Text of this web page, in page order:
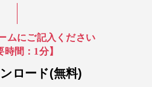
ムにご記入ください
時間：1分】
ロード(無料)